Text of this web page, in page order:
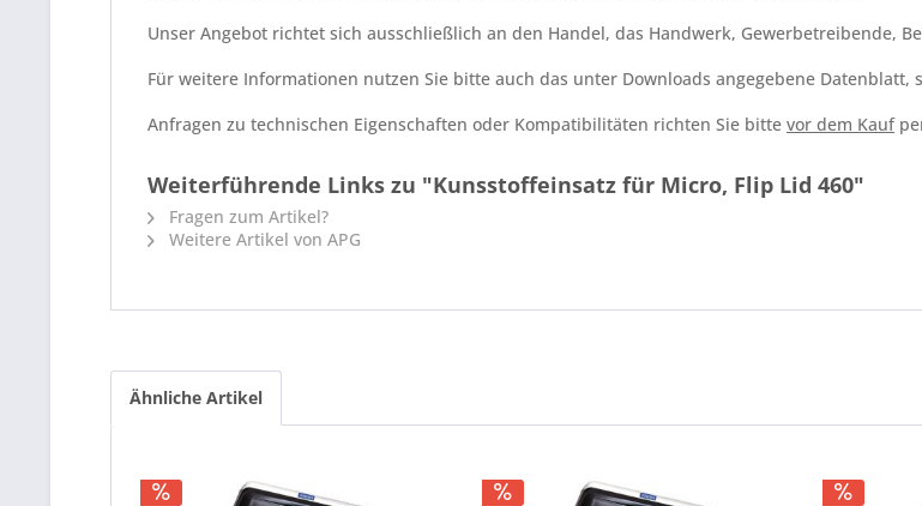
Unser Angebot richtet sich ausschließlich an den Handel, das Handwerk, Gewerbetreibende,
Für weitere Informationen nutzen Sie bitte auch das unter Downloads angegebene Datenblatt,
Anfragen zu technischen Eigenschaften oder Kompatibilitäten richten Sie bitte vor dem Kauf
Weiterführende Links zu "Kunsstoffeinsatz für Micro, Flip Lid 460"
Fragen zum Artikel?
Weitere Artikel von APG
Ähnliche Artikel